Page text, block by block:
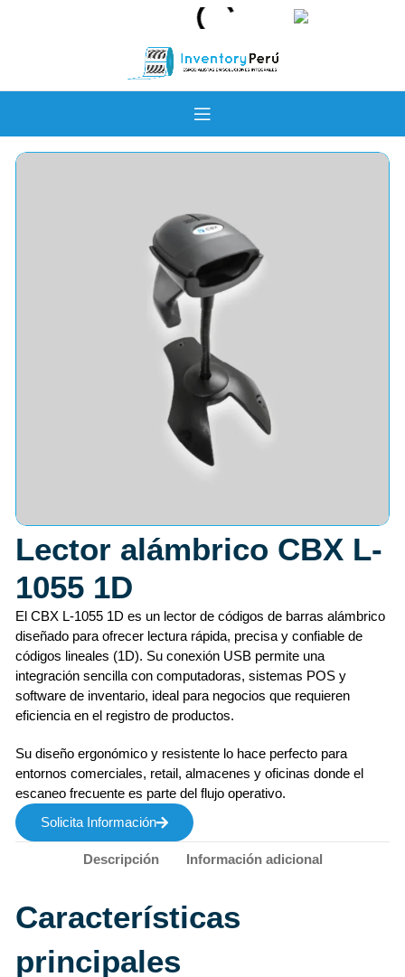
Lector alámbrico CBX L-
1055 1D
El CBX L-1055 1D es un lector de códigos de barras alámbrico
diseñado para ofrecer lectura rápida, precisa y confiable de
códigos lineales (1D). Su conexión USB permite una
integración sencilla con computadoras, sistemas POS y
software de inventario, ideal para negocios que requieren
eficiencia en el registro de productos.
Su diseño ergonómico y resistente lo hace perfecto para
entornos comerciales, retail, almacenes y oficinas donde el
escaneo frecuente es parte del flujo operativo.
Solicita Información
Descripción Información adicional
Características
principales